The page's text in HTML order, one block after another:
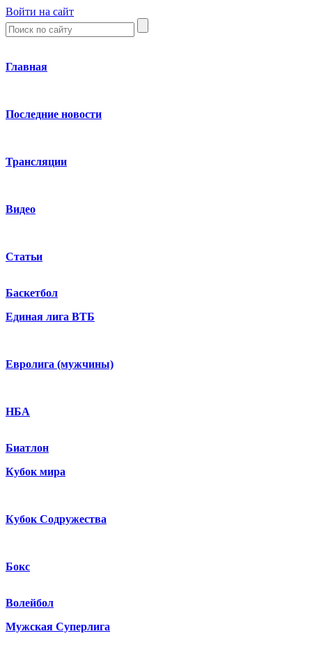
Войти на сайт
Главная
Последние новости
Трансляции
Видео
Статьи
Баскетбол
Единая лига ВТБ
Евролига (мужчины)
НБА
Биатлон
Кубок мира
Кубок Содружества
Бокс
Волейбол
Мужская Суперлига